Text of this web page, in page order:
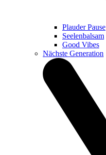
Plauder Pause
Seelenbalsam
Good Vibes
Nächste Generation